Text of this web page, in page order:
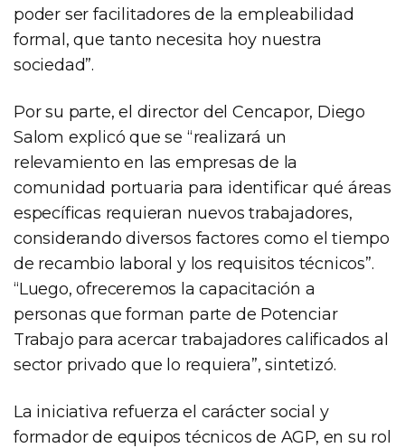
poder ser facilitadores de la empleabilidad
formal, que tanto necesita hoy nuestra
sociedad”.
Por su parte, el director del Cencapor, Diego
Salom explicó que se “realizará un
relevamiento en las empresas de la
comunidad portuaria para identificar qué áreas
específicas requieran nuevos trabajadores,
considerando diversos factores como el tiempo
de recambio laboral y los requisitos técnicos”.
“Luego, ofreceremos la capacitación a
personas que forman parte de Potenciar
Trabajo para acercar trabajadores calificados al
sector privado que lo requiera”, sintetizó.
La iniciativa refuerza el carácter social y
formador de equipos técnicos de AGP, en su rol